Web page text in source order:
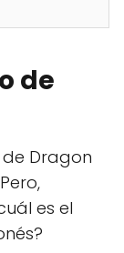
de
de Dragon
es el